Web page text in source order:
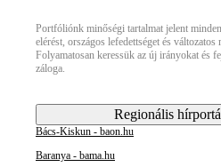
Portfóliónk minőségi tartalmat jelent
elérést, országos lefedettséget és
Folyamatosan keressük az új irányokat és
záloga.
Regionális
Bács-Kiskun - baon.hu
Baranya - bama.hu